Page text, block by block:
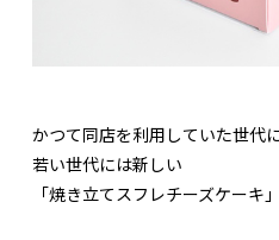
かつて同店を利用していた世代
若い世代には新しい
「焼き立てスフレチーズケーキ